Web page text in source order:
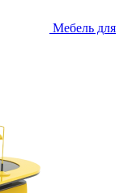
Мебель для